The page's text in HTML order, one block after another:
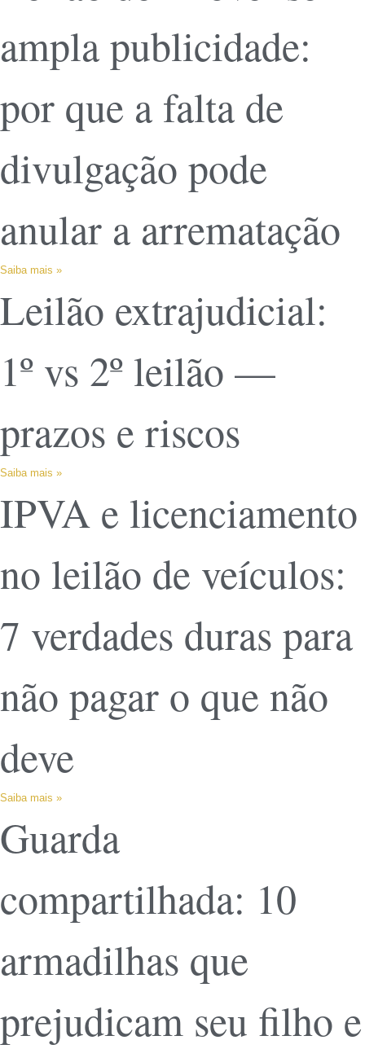
ampla publicidade:
por que a falta de
divulgação pode
anular a arrematação
Saiba mais »
Leilão extrajudicial:
1º vs 2º leilão —
prazos e riscos
Saiba mais »
IPVA e licenciamento
no leilão de veículos:
7 verdades duras para
não pagar o que não
deve
Saiba mais »
Guarda
compartilhada: 10
armadilhas que
prejudicam seu filho e